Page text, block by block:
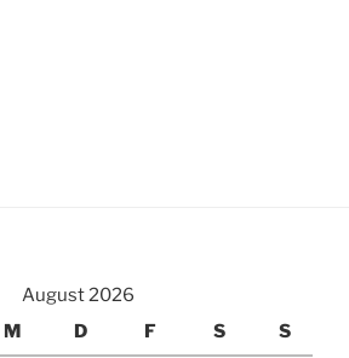
August 2026
M D F S S